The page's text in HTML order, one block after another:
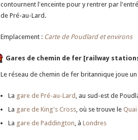
contournent l'enceinte pour y rentrer par
de Pré-au-Lard.
Emplacement : Carte de Poudlard et environs
Gares de chemin de fer [railway
Le réseau de chemin de fer britannique joue
La gare de Pré-au-Lard , au sud-est de
La gare de King's Cross, où se trouve le
La gare de Paddington, à Londres